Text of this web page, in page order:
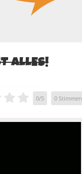
ALLES!
0/5 0Stimmen